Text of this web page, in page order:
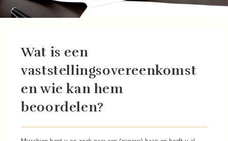
Wat is een
vaststellingsovereenkomst
en wie kan hem
beoordelen?